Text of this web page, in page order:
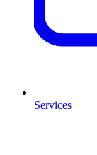
Services